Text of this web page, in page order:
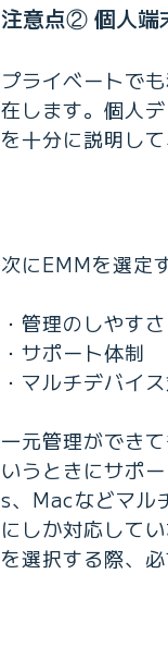
注意点② 個人端
プライベートで
在します。個人
を十分に説明し
次にEMMを選定
・管理のしやすさ
・サポート体制
・マルチデバイ
一元管理ができ
いうときにサポ
s、Macなどマル
にしか対応して
を選択する際、